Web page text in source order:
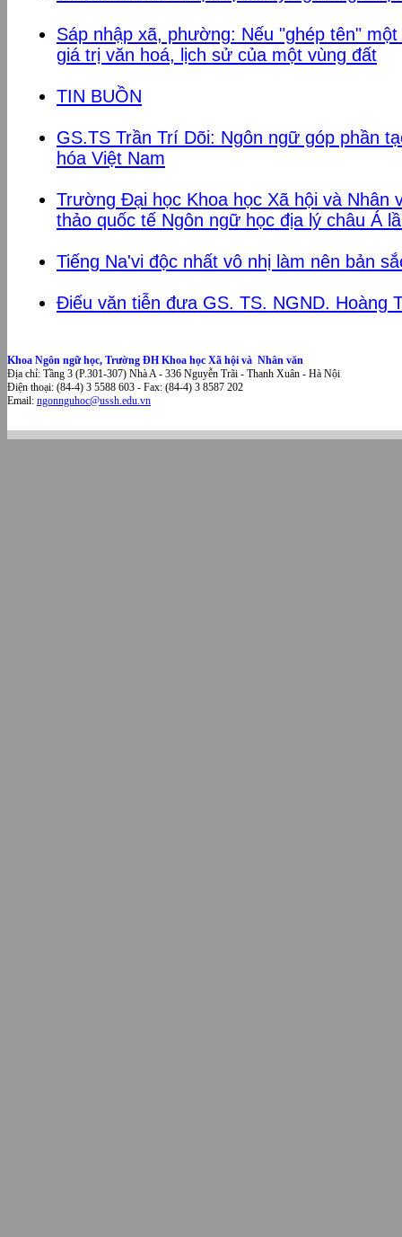
Sáp nhập xã, phường: Nếu "ghép tên"
giá trị văn hoá, lịch sử của một vùng đất
TIN BUỒN
GS.TS Trần Trí Dõi: Ngôn ngữ góp phần
hóa Việt Nam
Trường Đại học Khoa học Xã hội và Nhân
thảo quốc tế Ngôn ngữ học địa lý châu Á
Tiếng Na'vi độc nhất vô nhị làm nên bản
Điếu văn tiễn đưa GS. TS. NGND. Hoàng
Khoa Ngôn ngữ học, Trường ĐH Khoa học Xã hội và Nhân văn
Địa chỉ: Tầng 3 (P.301-307) Nhà A - 336 Nguyễn Trãi - Thanh Xuân - Hà Nội
Điện thoại: (84-4) 3 5588 603 - Fax: (84-4) 3 8587 202
Email: ngonnguhoc@ussh.edu.vn